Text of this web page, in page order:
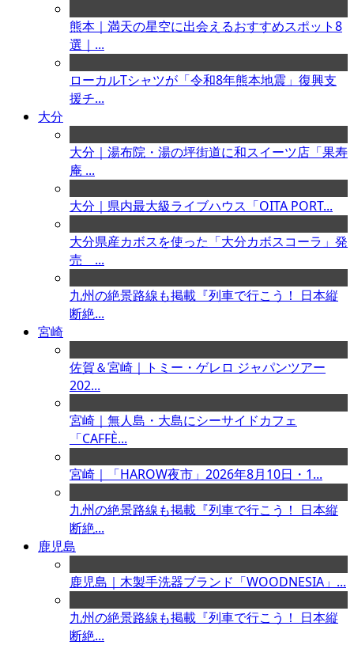
熊本｜満天の星空に出会えるおすすめスポット8
選｜...
ローカルTシャツが「令和8年熊本地震」復興支
援チ...
大分
大分｜湯布院・湯の坪街道に和スイーツ店「果寿
庵 ...
大分｜県内最大級ライブハウス「OITA PORT...
大分県産カボスを使った「大分カボスコーラ」発
売 ...
九州の絶景路線も掲載『列車で行こう！ 日本縦
断絶...
宮崎
佐賀＆宮崎｜トミー・ゲレロ ジャパンツアー
202...
宮崎｜無人島・大島にシーサイドカフェ
「CAFFÈ...
宮崎｜「HAROW夜市」2026年8月10日・1...
九州の絶景路線も掲載『列車で行こう！ 日本縦
断絶...
鹿児島
鹿児島｜木製手洗器ブランド「WOODNESIA」...
九州の絶景路線も掲載『列車で行こう！ 日本縦
断絶...